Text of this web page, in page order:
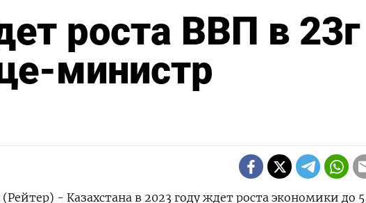
роста ВВП в 23г
министр
- Казахстана в 2023 году ждет роста экономики до